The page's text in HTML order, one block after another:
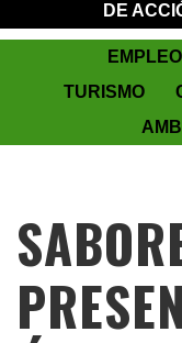
DE
EMPLEO
TURISMO